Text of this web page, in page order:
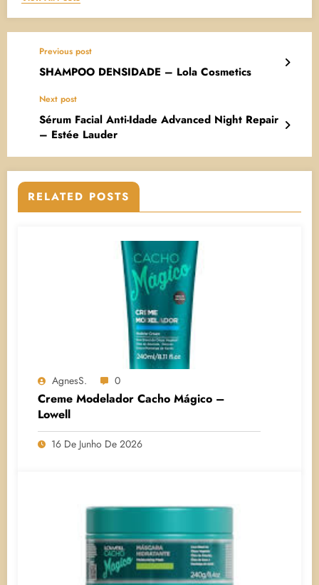
Previous post
SHAMPOO DENSIDADE – Lola Cosmetics
Next post
Sérum Facial Anti-Idade Advanced Night Repair
– Estée Lauder
RELATED POSTS
AgnesS. 0
Creme Modelador Cacho Mágico –
Lowell
16 De Junho De 2026